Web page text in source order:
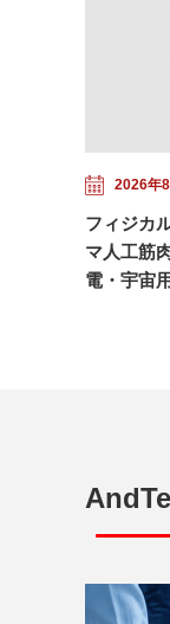
2026年
フィジカ
マ人工筋
電・宇宙